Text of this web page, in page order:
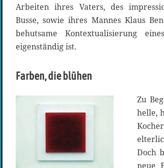
Arbeiten ihres Vaters, des
Busse, sowie ihres Mannes Klaus
behutsame Kontextualisierung
eigenständig ist.
Farben, die blühen
Zu
helle,
Doch
neue